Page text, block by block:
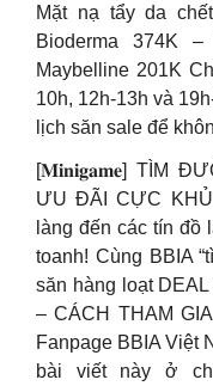
Mặt nạ tẩy da
Bioderma 374K
Maybelline 201K
10h, 12h-13h và
lịch săn sale để
[𝐌𝐢𝐧𝐢𝐠𝐚𝐦𝐞] TÌM
ƯU ĐÃI CỰC
làng đến các tín đồ
toanh! Cùng BBIA
săn hàng loạt
– CÁCH THAM
Fanpage BBIA Việt
bài viết này ở